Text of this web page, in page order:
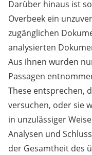
Darüber hinaus ist
Overbeek ein
zugänglichen
analysierten
Aus ihnen wurden
Passagen
These entsprechen,
versuchen, oder sie
in unzulässiger
Analysen und
der Gesamtheit des